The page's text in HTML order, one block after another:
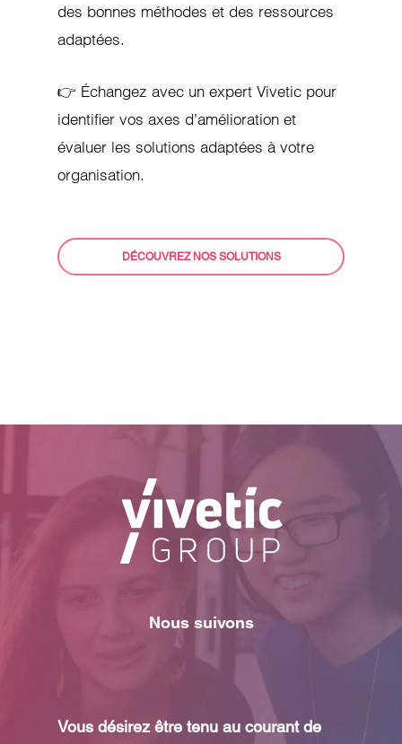
des bonnes méthodes et des ressources
adaptées.
👉 Échangez avec un expert Vivetic pour
identifier vos axes d’amélioration et
évaluer les solutions adaptées à votre
organisation.
DÉCOUVREZ NOS SOLUTIONS
Nous suivons
Vous désirez être tenu au courant de